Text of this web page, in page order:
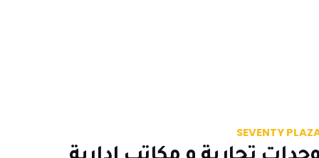
SEVENTY